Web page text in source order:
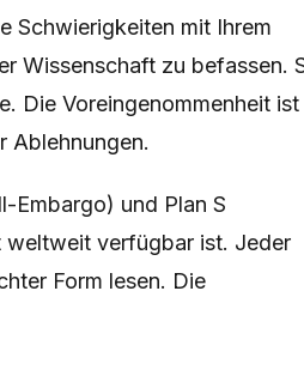
Schwierigkeiten mit Ihrem
Wissenschaft zu befassen.
Die Voreingenommenheit ist
Ablehnungen.
Embargo) und Plan S
weltweit verfügbar ist. Jeder
Form lesen. Die